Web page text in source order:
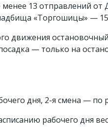
13 отправлений
«Торгошицы» —
движения
— только на
дня, 2-я смена — по
рабочего дня